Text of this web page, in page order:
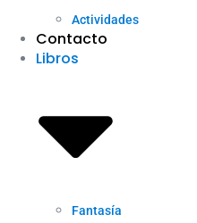
Actividades
Contacto
Libros
Fantasía